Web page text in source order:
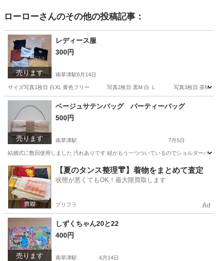
ローローさんのその他の投稿記事：
売ります
レディース服
300円
南草津駅6月14日
サイズ写真1枚目 白XL 黄色フリー 写真2枚目 黒M 白 Ｌ 写真3枚目 茶
滋賀 草津市 南草津駅 服/ファッション
売ります
ベージュサテンバッグ パーティーバッグ
500円
南草津駅 7月5日
結婚式に数回使用しました 汚れありです 紐がもう一つついているのでショルダーバ
滋賀 草津市 南草津駅 バッグ 結婚式
【夏のタンス整理👘】着物をまとめて査定
状態が悪くてもOK！最大限買取します
プリフラ Ad
売ります
しずくちゃん20と22
400円
南草津駅 6月14日